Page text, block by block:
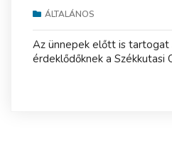
ÁLTALÁNOS
Az ünnepek előtt is tartogat
érdeklődőknek a Székkutasi